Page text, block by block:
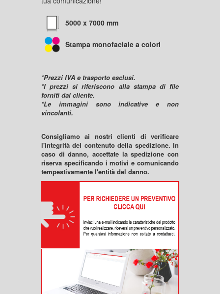
5000 x 7000 mm
Stampa monofaciale a colori
*Prezzi IVA e trasporto esclusi.
*I prezzi si riferiscono alla stampa di file
forniti dal cliente.
*Le immagini sono indicative e non
vincolanti.
Consigliamo ai nostri clienti di verificare
l'integrità del contenuto della spedizione. In
caso di danno, accettate la spedizione con
riserva specificando i motivi e comunicando
tempestivamente l'entità del danno.